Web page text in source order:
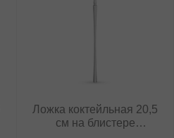
Ложка коктейльная 20,5
см на блистере